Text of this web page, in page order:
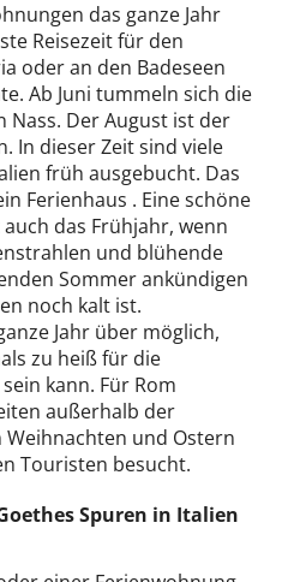
das ganze Jahr
Reisezeit für den
oder an den Badeseen
Ab Juni tummeln sich die
Nass. Der August ist der
In dieser Zeit sind viele
früh ausgebucht. Das
Ferienhaus . Eine schöne
das Frühjahr, wenn
und blühende
Sommer ankündigen
noch kalt ist.
Jahr über möglich,
zu heiß für die
kann. Für Rom
außerhalb der
Weihnachten und Ostern
Touristen besucht.
Spuren in Italien